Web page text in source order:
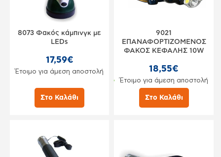
8073 Φακός κάμπινγκ με
LEDs
17,59€
Έτοιμο για άμεση αποστολή
Στο Καλάθι
9021
ΕΠΑΝΑΦΟΡΤΙΖΟΜΕΝΟΣ
ΦΑΚΟΣ ΚΕΦΑΛΗΣ 10W
18,55€
Έτοιμο για άμεση αποστολή
Στο Καλάθι